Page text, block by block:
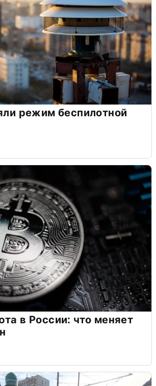
режим беспилотной
в России: что меняет